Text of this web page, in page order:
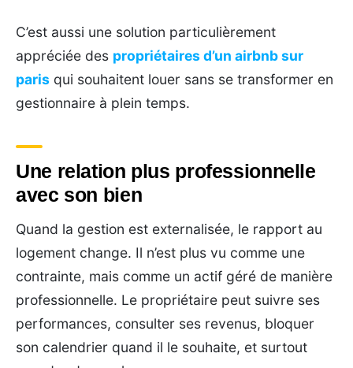
C’est aussi une solution particulièrement
appréciée des propriétaires d’un airbnb sur
paris qui souhaitent louer sans se transformer en
gestionnaire à plein temps.
Une relation plus professionnelle
avec son bien
Quand la gestion est externalisée, le rapport au
logement change. Il n’est plus vu comme une
contrainte, mais comme un actif géré de manière
professionnelle. Le propriétaire peut suivre ses
performances, consulter ses revenus, bloquer
son calendrier quand il le souhaite, et surtout